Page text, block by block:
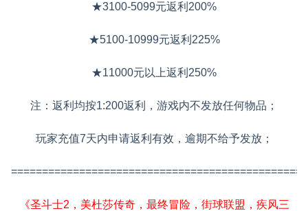
★3100-5099元返利200%
★5100-10999元返利225%
★11000元以上返利250%
注：返利均按1:200返利，游戏内不发放任何物品；
玩家充值7天内申请返利有效，逾期不给予发放；
《圣斗士2，美杜莎传奇，最终冒险，街球联盟，疾风三